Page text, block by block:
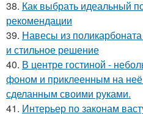
38. Как выбрать идеальный
рекомендации
39. Навесы из
и стильное решение
40. В центре гостиной -
фоном и приклеенным на
сделанным своими руками.
41. Интерьер по законам